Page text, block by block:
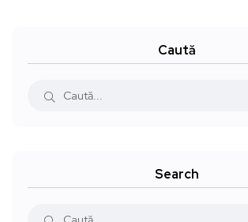
Caută
Search